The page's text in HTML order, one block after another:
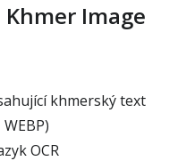
Khmer Image
khmerský text
WEBP)
OCR